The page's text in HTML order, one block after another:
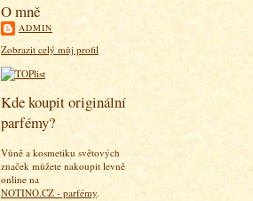
O mně
ADMIN
Zobrazit celý můj profil
Kde koupit originální
parfémy?
Vůně a kosmetiku světových
značek můžete nakoupit levně
online na
NOTINO.CZ - parfémy.